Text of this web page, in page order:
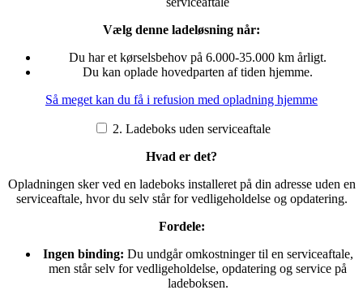
Vælg denne ladeløsning når:
Du har et kørselsbehov på 6.000-35.000 km årligt.
Du kan oplade hovedparten af tiden hjemme.
Så meget kan du få i refusion med opladning hjemme
2. Ladeboks uden serviceaftale
Hvad er det?
Opladningen sker ved en ladeboks installeret på din adresse uden en
serviceaftale, hvor du selv står for vedligeholdelse og opdatering.
Fordele:
Ingen binding: Du undgår omkostninger til en serviceaftale,
men står selv for vedligeholdelse, opdatering og service på
ladeboksen.